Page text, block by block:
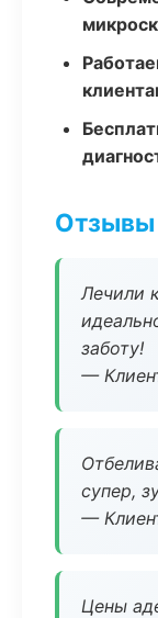
Отзывы
Лечили
заботу!
—
супер,
—
Цены